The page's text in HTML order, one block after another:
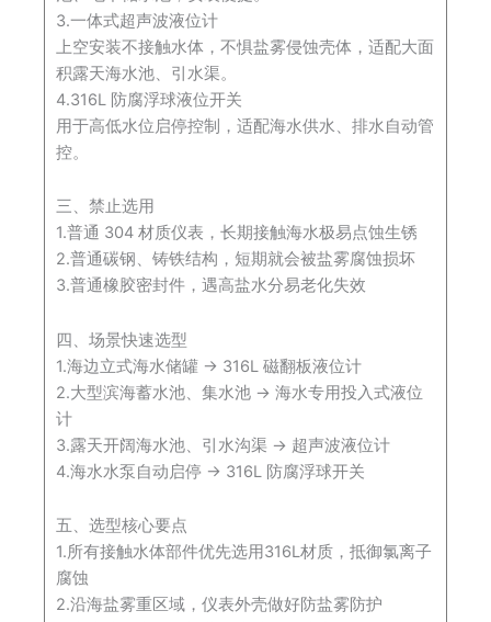
3.一体式超声波液位计
上空安装不接触水体，不惧盐雾侵蚀壳体，适配大面
积露天海水池、引水渠。
4.316L 防腐浮球液位开关
用于高低水位启停控制，适配海水供水、排水自动管
控。
三、禁止选用
1.普通 304 材质仪表，长期接触海水极易点蚀生锈
2.普通碳钢、铸铁结构，短期就会被盐雾腐蚀损坏
3.普通橡胶密封件，遇高盐水分易老化失效
四、场景快速选型
1.海边立式海水储罐 → 316L 磁翻板液位计
2.大型滨海蓄水池、集水池 → 海水专用投入式液位
计
3.露天开阔海水池、引水沟渠 → 超声波液位计
4.海水水泵自动启停 → 316L 防腐浮球开关
五、选型核心要点
1.所有接触水体部件优先选用316L材质，抵御氯离子
腐蚀
2.沿海盐雾重区域，仪表外壳做好防盐雾防护